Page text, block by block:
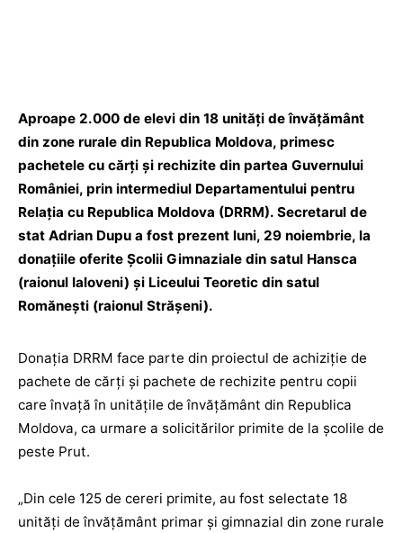
Aproape 2.000 de elevi din 18 unităţi de învăţământ
din zone rurale din Republica Moldova, primesc
pachetele cu cărţi şi rechizite din partea Guvernului
României, prin intermediul Departamentului pentru
Relaţia cu Republica Moldova (DRRM). Secretarul de
stat Adrian Dupu a fost prezent luni, 29 noiembrie, la
donaţiile oferite Şcolii Gimnaziale din satul Hansca
(raionul Ialoveni) şi Liceului Teoretic din satul
Romăneşti (raionul Străşeni).
Donaţia DRRM face parte din proiectul de achiziţie de
pachete de cărţi şi pachete de rechizite pentru copii
care învaţă în unităţile de învăţământ din Republica
Moldova, ca urmare a solicitărilor primite de la şcolile de
peste Prut.
„Din cele 125 de cereri primite, au fost selectate 18
unităţi de învăţământ primar şi gimnazial din zone rurale